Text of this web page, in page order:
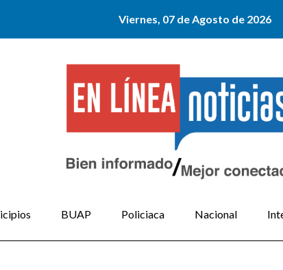
Viernes, 07 de Agosto de 2026
BUAP Policiaca Nacional